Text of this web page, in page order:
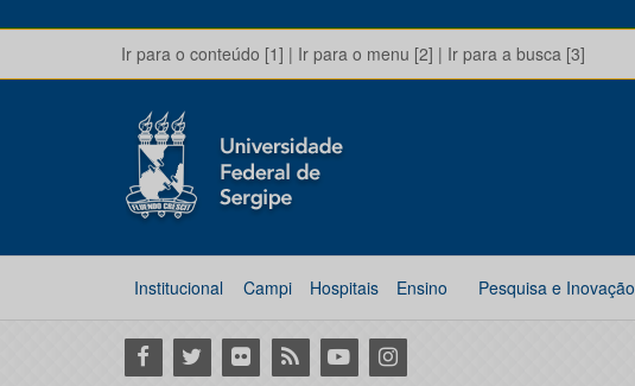
Ir para o conteúdo [1] | Ir para o menu [2] | Ir para a busca [3]
Institucional Campi Hospitais Ensino Pesquisa e Inovação
Facebook
Twitter Flickr RSS YoutubeInstagram